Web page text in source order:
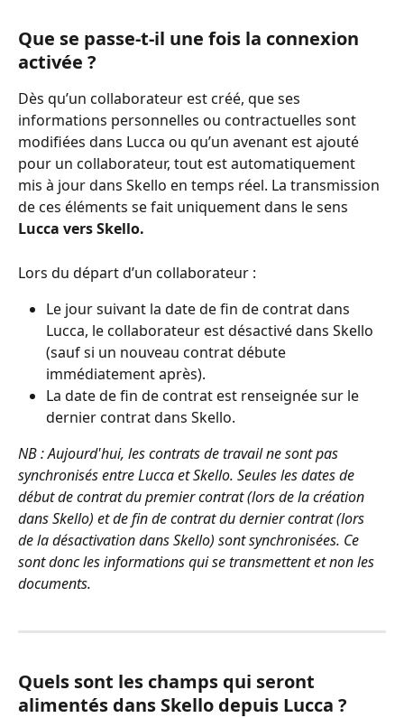
Que se passe-t-il une fois la connexion
activée ?
Dès qu’un collaborateur est créé, que ses
informations personnelles ou contractuelles sont
modifiées dans Lucca ou qu’un avenant est ajouté
pour un collaborateur, tout est automatiquement
mis à jour dans Skello en temps réel. La transmission
de ces éléments se fait uniquement dans le sens
Lucca vers Skello.
Lors du départ d’un collaborateur :
Le jour suivant la date de fin de contrat dans
Lucca, le collaborateur est désactivé dans Skello
(sauf si un nouveau contrat débute
immédiatement après).
La date de fin de contrat est renseignée sur le
dernier contrat dans Skello.
NB : Aujourd'hui, les contrats de travail ne sont pas
synchronisés entre Lucca et Skello. Seules les dates de
début de contrat du premier contrat (lors de la création
dans Skello) et de fin de contrat du dernier contrat (lors
de la désactivation dans Skello) sont synchronisées. Ce
sont donc les informations qui se transmettent et non les
documents.
Quels sont les champs qui seront
alimentés dans Skello depuis Lucca ?